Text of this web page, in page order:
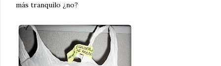
más tranquilo ¿no?